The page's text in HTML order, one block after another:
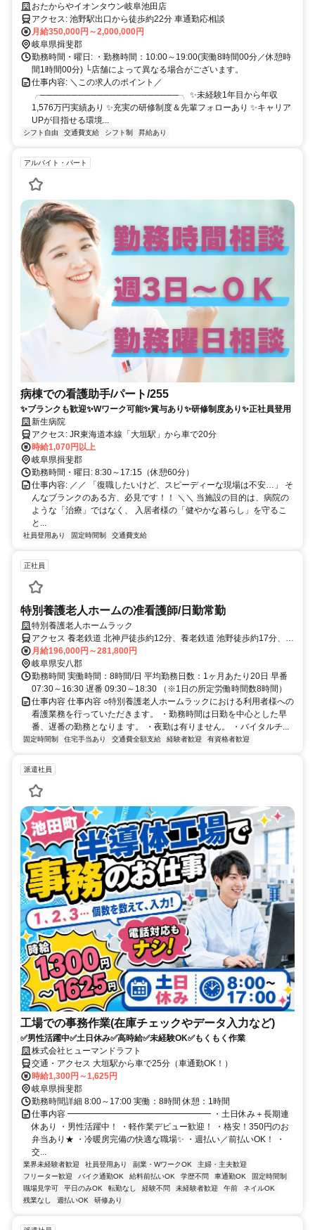
ります❗ ✨賞与年2回✨入社祝い金あり ✅テレアポなし！✅残業ほぼなし
✅土日希望休もOK✅女性も活躍中✅研修サポートも充実❗
おたからやイオンタウン岐阜池田店
アクセス: 池野駅出口から徒歩約22分 車通勤応相談
月給350,000円～2,000,000円
岐阜県揖斐郡
勤務時間・曜日: ・勤務時間：10:00～19:00(実働8時間00分／休憩時
間1時間00分) └店舗によって異なる場合がございます。
仕事内容: ＼この求人のポイント／
╭──────────────────────╮ ✨未経験1年目から年収
1,576万円実績あり ✨充実の研修制度＆先輩フォローあり ✨キャリア
UPが目指せる環境...
シフト自由 交通費支給 シフト制 昇給あり
アルバイト・パート
病棟での看護助手/パート/255
✨ブランクも歓迎✨Wワーク可能✨賞与あり✨研修制度あり✨正社員登用
新生病院
アクセス: JR東海道本線「大垣駅」から車で20分
時給1,070円以上
岐阜県揖斐郡
勤務時間・曜日: 8:30～17:15（休憩60分）
仕事内容: ／／ 「復職したいけど、スピーディーな現場は不安…」 そ
んなブランクのある方、必見です！！ ＼＼ 当施設の目的は、病院の
ような「治療」ではなく、 入居者様の「健やかな暮らし」を守るこ
と...
社員登用あり 固定時間制 交通費支給
正社員
特別養護老人ホームの准看護師/日勤常勤
特別養護老人ホームラック
アクセス 養老鉄道 北神戸徒歩約12分、養老鉄道 池野徒歩約17分、養
老鉄道 広神戸徒歩約26分
月給196,000円～281,800円
岐阜県安八郡
勤務時間 実働時間：8時間/日 平均勤務日数：1ヶ月あたり20日 早番
07:30～16:30 遅番 09:30～18:30 （※1日の所定労働時間数8時間）
仕事内容 仕事内容 ○特別養護老人ホームラックにおける利用者様への
看護業務を行っていただきます。 ・勤務時間は日勤を中心とした早
番、遅番の勤務となりま す。 ・夜勤は有りません。 ・バイタルチ...
固定時間制 住宅手当あり 交通費全額支給 経験者歓迎 有資格者歓迎
派遣社員
工場での事務作業(在庫チェックやデータ入力など)
✅男性活躍中✅土日休み✅高時給✅未経験OK✅もくもく作業
株式会社ヒューマンドラフト
交通・アクセス 大垣駅から車で25分（車通勤OK！）
時給1,300円～1,625円
岐阜県揖斐郡
勤務時間詳細 8:00～17:00 実働：8時間 休憩：1時間
仕事内容 ━━━━━━━━━━━━━━━━━ ・土日休み＋長期連
休あり ・男性活躍中！ ・軽作業デビュー歓迎！ ・格安！350円のお
弁当あり★ ・冷暖房完備の快適な職場✨ ・週払い／前払いOK！ ・
交...
業界未経験者歓迎 社員登用あり 副業・WワークOK
主婦・主夫歓迎
フリーター歓迎
バイク通勤OK 給料前払いOK 学歴不問 車通勤OK
固定時間制
職場見学可
平日のみOK 転勤なし 経験不問 未経験者歓迎 午前
ネイルOK
残業なし
週払いOK 研修あり